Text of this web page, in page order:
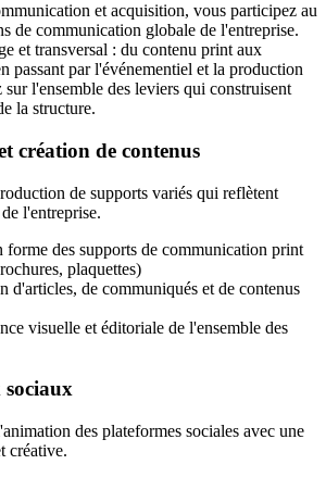
et acquisition, vous participez au
de communication globale de l'entreprise.
et transversal : du contenu print aux
passant par l'événementiel et la production
l'ensemble des leviers qui construisent
la structure.
création de contenus
de supports variés qui reflètent
l'entreprise.
forme des supports de communication print
plaquettes)
d'articles, de communiqués et de contenus
visuelle et éditoriale de l'ensemble des
sociaux
des plateformes sociales avec une
créative.